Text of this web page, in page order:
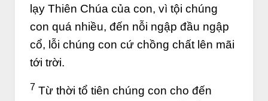
lạy Thiên Chúa của con, vì tội chúng
con quá nhiều, đến nỗi ngập đầu ngập
cổ, lỗi chúng con cứ chồng chất lên mãi
tới trời.
7 Từ thời tổ tiên chúng con cho đến